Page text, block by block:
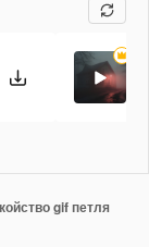
gif петля